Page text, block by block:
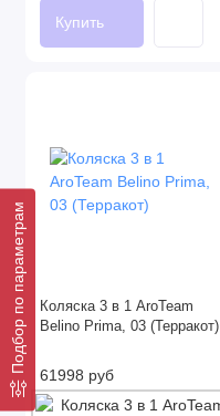
Подбор по параметрам
Купить
Коляска 3 в 1 AroTeam
Belino Prima, 03 (Терракот)
61998 руб